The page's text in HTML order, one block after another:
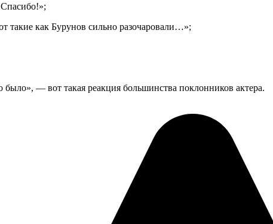
такие как Бурунов сильно разочаровали…»;
— вот такая реакция большинства поклонников актера.